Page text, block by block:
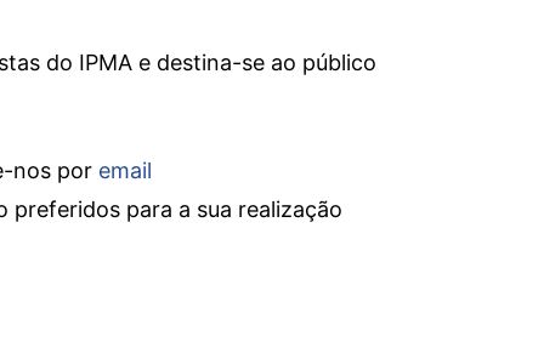
do IPMA e destina-se ao público
nos por email
preferidos para a sua realização